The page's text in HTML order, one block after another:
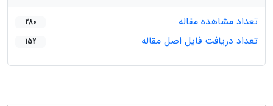
تعداد مشاهده مقاله
280
تعداد دریافت فایل اصل مقاله 152